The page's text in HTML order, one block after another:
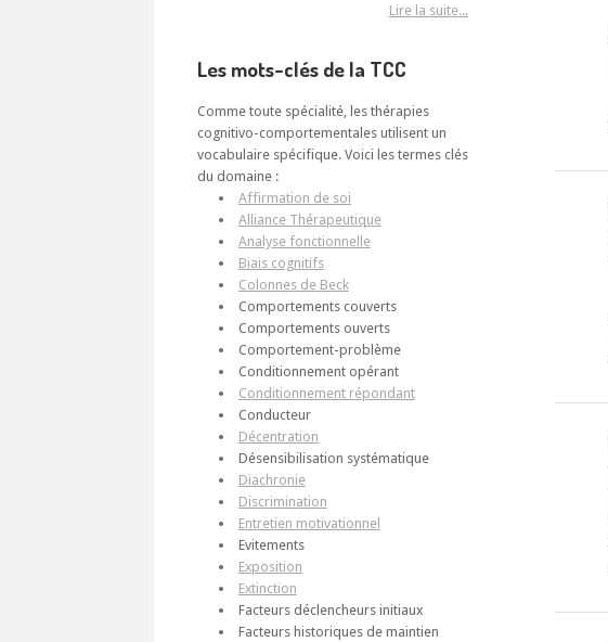
Lire la suite...
Les mots-clés de la TCC
Comme toute spécialité, les thérapies
cognitivo-comportementales utilisent un
vocabulaire spécifique. Voici les termes clés
du domaine :
Affirmation de soi
Alliance Thérapeutique
Analyse fonctionnelle
Biais cognitifs
Colonnes de Beck
Comportements couverts
Comportements ouverts
Comportement-problème
Conditionnement opérant
Conditionnement répondant
Conducteur
Décentration
Désensibilisation systématique
Diachronie
Discrimination
Entretien motivationnel
Evitements
Exposition
Extinction
Facteurs déclencheurs initiaux
Facteurs historiques de maintien